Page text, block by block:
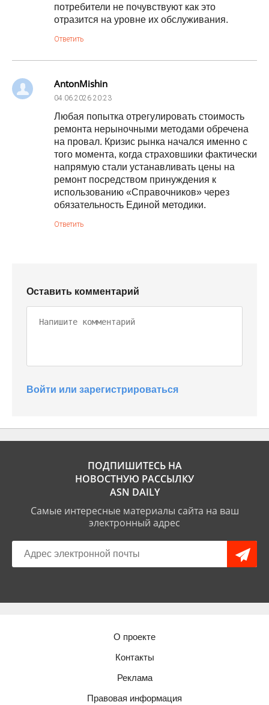
потребители не почувствуют как это
отразится на уровне их обслуживания.
Ответить
AntonMishin
04.06.2026 20:23
Любая попытка отрегулировать стоимость
ремонта нерыночными методами обречена
на провал. Кризис рынка начался именно с
того момента, когда страховшики фактически
напрямую стали устанавливать цены на
ремонт посредством принуждения к
использованию «Справочников» через
обязательность Единой методики.
Ответить
Оставить комментарий
Войти или зарегистрироваться
ПОДПИШИТЕСЬ НА
НОВОСТНУЮ РАССЫЛКУ
ASN DAILY
Самые интересные материалы сайта на ваш
электронный адрес
О проекте
Контакты
Реклама
Правовая информация